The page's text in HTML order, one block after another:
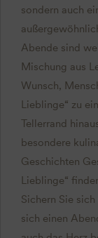
sondern auch
Abende sind
Mischung aus
Wunsch,
Lieblinge“ zu
Tellerrand
besondere
Geschichten
Lieblinge“
Sichern Sie
sich einen